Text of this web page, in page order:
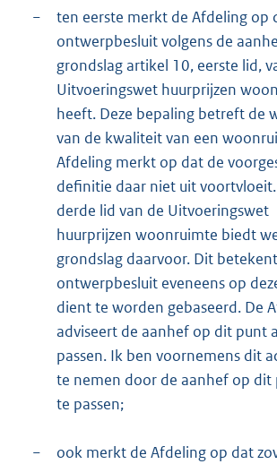
−
ten eerste merkt de Afdeling op
ontwerpbesluit volgens de
grondslag artikel 10, eerste lid,
Uitvoeringswet huurprijzen
heeft. Deze bepaling betreft de
van de kwaliteit van een
Afdeling merkt op dat de
definitie daar niet uit
derde lid van de Uitvoeringswet
huurprijzen woonruimte biedt
grondslag daarvoor. Dit
ontwerpbesluit eveneens op
dient te worden gebaseerd. De
adviseert de aanhef op dit punt
passen. Ik ben voornemens dit
te nemen door de aanhef op dit
te passen;
−
ook merkt de Afdeling op dat